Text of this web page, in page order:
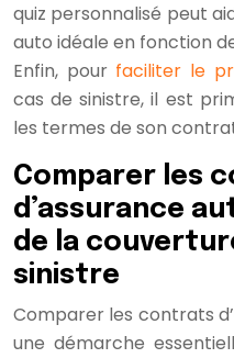
quiz personnalisé peut
auto idéale en fonction
Enfin, pour faciliter le
cas de sinistre, il est
les termes de son
Comparer les
d’assurance
de la
sinistre
Comparer les contrats
une démarche